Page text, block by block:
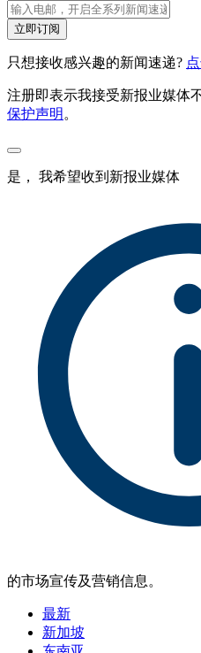
立即订阅
只想接收感兴趣的新闻速递?
注册即表示我接受新报业媒体
保护声明 。
是， 我希望收到新报业媒体
的市场宣传及营销信息。
最新
新加坡